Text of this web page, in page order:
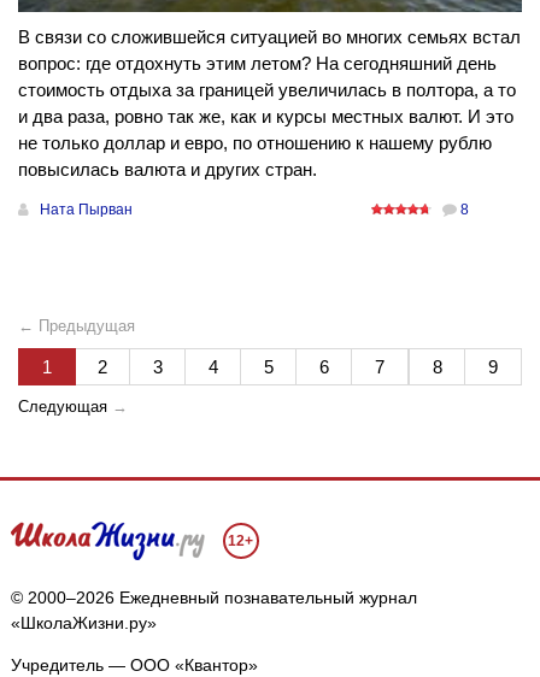
В связи со сложившейся ситуацией во многих семьях встал
вопрос: где отдохнуть этим летом? На сегодняшний день
стоимость отдыха за границей увеличилась в полтора, а то
и два раза, ровно так же, как и курсы местных валют. И это
не только доллар и евро, по отношению к нашему рублю
повысилась валюта и других стран.
Ната Пырван 8
← Предыдущая
1 2 3 4 5 6 7 8 9
Следующая →
12+
© 2000–2026 Ежедневный познавательный журнал
«ШколаЖизни.ру»
Учредитель — ООО «Квантор»